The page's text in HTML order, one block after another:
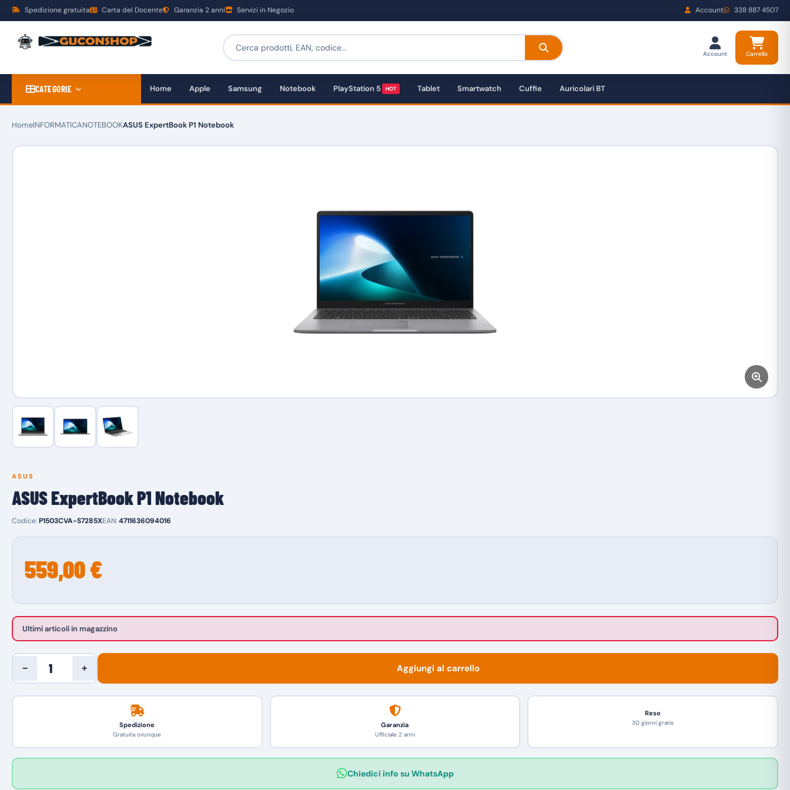
Spedizione gratuita Carta del Docente Garanzia 2 anni Servizi in Negozio Account 338 887 4507
Account Carrello
CATEGORIE Home Apple Samsung Notebook PlayStation 5 HOT Tablet Smartwatch Cuffie Auricolari BT
HomeINFORMATICANOTEBOOKASUS ExpertBook P1 Notebook
ASUS
ASUS ExpertBook P1 Notebook
Codice:P1503CVA-S7285XEAN:4711636094016
559,00 €
Ultimi articoli in magazzino
− + Aggiungi al carrello
Spedizione
Gratuita ovunque
Garanzia
Ufficiale 2 anni
Reso
30 giorni gratis
Chiedici info su WhatsApp